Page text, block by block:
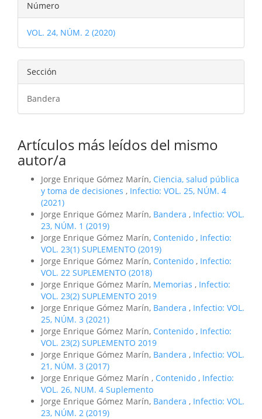
del
artículo
Número
VOL. 24, NÚM. 2 (2020)
Sección
Bandera
Artículos más leídos del mismo
autor/a
Jorge Enrique Gómez Marín, Ciencia, salud pública
y toma de decisiones , Infectio: VOL. 25, NÚM. 4
(2021)
Jorge Enrique Gómez Marín, Bandera , Infectio: VOL.
23, NÚM. 1 (2019)
Jorge Enrique Gómez Marín, Contenido , Infectio:
VOL. 23(1) SUPLEMENTO (2019)
Jorge Enrique Gómez Marín, Contenido , Infectio:
VOL. 22 SUPLEMENTO (2018)
Jorge Enrique Gómez Marín, Memorias , Infectio:
VOL. 23(2) SUPLEMENTO 2019
Jorge Enrique Gómez Marín, Bandera , Infectio: VOL.
25, NÚM. 3 (2021)
Jorge Enrique Gómez Marín, Contenido , Infectio:
VOL. 23(2) SUPLEMENTO 2019
Jorge Enrique Gómez Marín, Bandera , Infectio: VOL.
21, NÚM. 3 (2017)
Jorge Enrique Gómez Marín , Contenido , Infectio:
VOL. 26, NUM. 4 Suplemento
Jorge Enrique Gómez Marín, Bandera , Infectio: VOL.
23, NÚM. 2 (2019)